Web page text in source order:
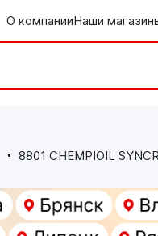
О компанииНаши
8801 CHEMPIOIL